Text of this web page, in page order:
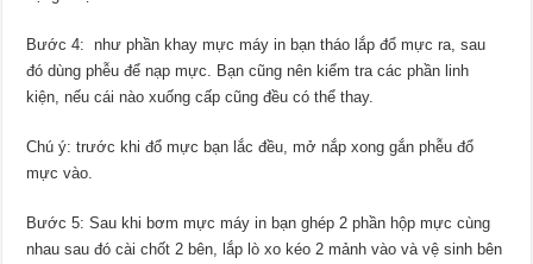
Bước 4: như phần khay mực máy in bạn tháo lắp đổ mực ra, sau
đó dùng phễu để nạp mực. Bạn cũng nên kiểm tra các phần linh
kiện, nếu cái nào xuống cấp cũng đều có thể thay.
Chú ý: trước khi đổ mực bạn lắc đều, mở nắp xong gắn phễu đổ
mực vào.
Bước 5: Sau khi bơm mực máy in bạn ghép 2 phần hộp mực cùng
nhau sau đó cài chốt 2 bên, lắp lò xo kéo 2 mảnh vào và vệ sinh bên